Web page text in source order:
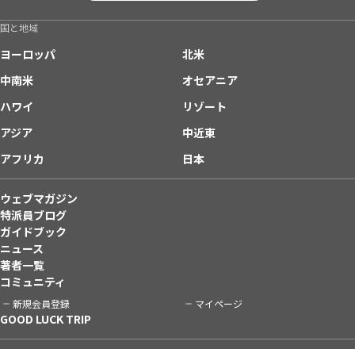
国と地域
ヨーロッパ
北米
中南米
オセアニア
ハワイ
リゾート
アジア
中近東
アフリカ
日本
ウェブマガジン
特派員ブログ
ガイドブック
ニュース
著者一覧
コミュニティ
新規会員登録 マイページ
GOOD LUCK TRIP